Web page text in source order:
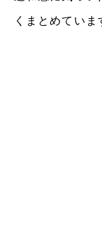
くまとめていま